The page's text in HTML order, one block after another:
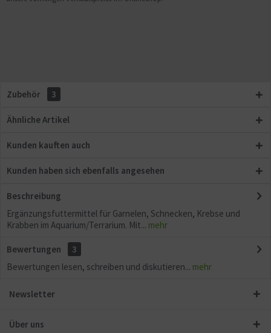
Zubehör 3
Ähnliche Artikel
Kunden kauften auch
Kunden haben sich ebenfalls angesehen
Beschreibung
Ergänzungsfuttermittel für Garnelen, Schnecken, Krebse und
Krabben im Aquarium/Terrarium. Mit... mehr
Bewertungen
3
Bewertungen lesen, schreiben und diskutieren... mehr
Newsletter
Über uns